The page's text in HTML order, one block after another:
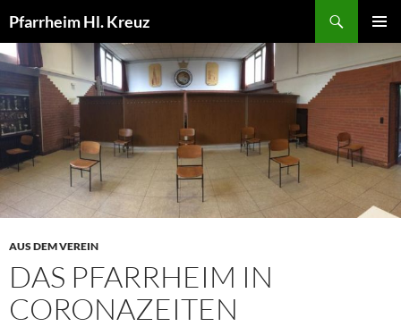
Inhalt
springen
Pfarrheim Hl. Kreuz
MENÜ
AUS DEM VEREIN
DAS PFARRHEIM IN
CORONAZEITEN